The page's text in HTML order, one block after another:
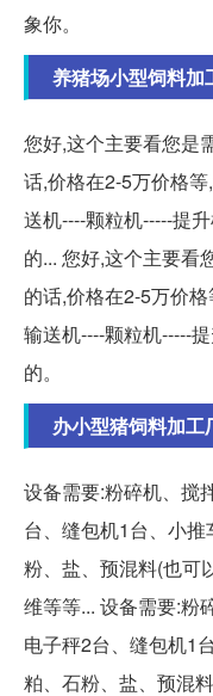
象你。
养猪场小型饲料加
您好,这个主要看您是
话,价格在2-5万价格
送机----颗粒机-----提
的... 您好,这个主要看
的话,价格在2-5万价
输送机----颗粒机-----
的。
办小型猪饲料加
设备需要:粉碎机、搅
台、缝包机1台、小
粉、盐、预混料(也可
维等等... 设备需要:粉
电子秤2台、缝包机1
粕、石粉、盐、预混